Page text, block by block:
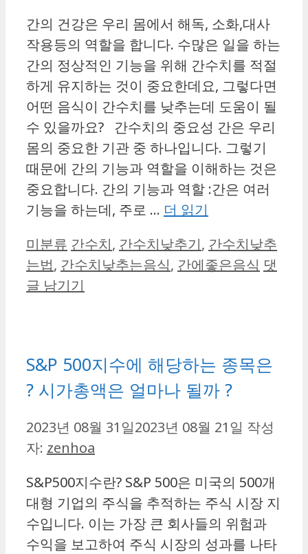
간의 건강은 우리 몸에서 해독, 소화,대사
작용등의 역할을 합니다. 수많은 일을 하는
간의 정상적인 기능을 위해 간수치를 적절
하게 유지하는 것이 중요한데요, 그렇다면
어떤 음식이 간수치를 낮추는데 도움이 될
수 있을까요? 간수치의 중요성 간은 우리
몸의 중요한 기관 중 하나입니다. 그렇기
때문에 간의 기능과 역할을 이해하는 것은
중요합니다. 간의 기능과 역할 :간은 여러
기능을 하는데, 주로 … 더 읽기
카
테
고
미분류 태
그
간수치, 간수치낮추기, 간수치낮추
는법, 간수치낮추는음식, 간에좋은음식 댓
글 남기기
S&P 500지수에 해당하는 종목은
? 시가총액은 얼마나 될까 ?
2023년 08월 31일2023년 08월 21일 작성
자: zenhoa
S&P500지수란? S&P 500은 미국의 500개
대형 기업의 주식을 추적하는 주식 시장 지
수입니다. 이는 가장 큰 회사들의 위험과
수익을 보고하여 주식 시장의 성과를 나타